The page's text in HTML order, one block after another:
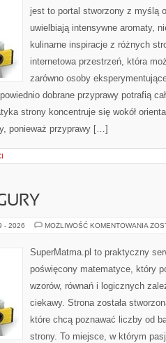
jest to portal stworzony z myślą
uwielbiają intensywne aromaty,
kulinarne inspiracje z różnych
internetowa przestrzeń, która
zarówno osoby
dobrane przyprawy potrafią
strony koncentruje się wokół
ponieważ przyprawy […]
- 2026 MOŻLIWOŚĆ KOMENTOWANIA
SuperMatma.pl to praktyczny
poświęcony matematyce, który
wzorów, równań i logicznych
ciekawy. Strona została
które chcą poznawać liczby od
strony. To miejsce, w którym